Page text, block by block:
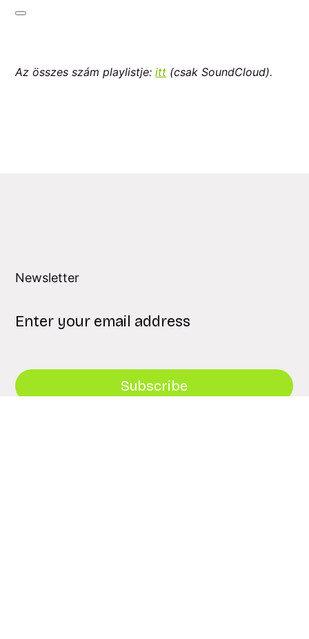
Az összes szám playlistje:itt (csak SoundCloud).
Newsletter
Subscribe